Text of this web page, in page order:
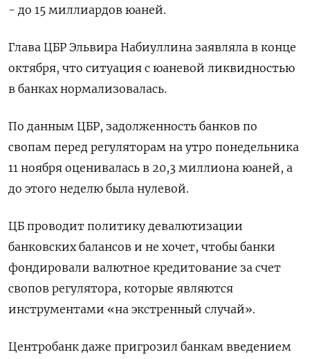
- до 15 миллиардов юаней.
Глава ЦБР Эльвира Набиуллина заявляла в конце
октября, что ситуация с юаневой ликвидностью
в банках нормализовалась.
По данным ЦБР, задолженность банков по
свопам перед регуляторам на утро понедельника
11 ноября оценивалась в 20,3 миллиона юаней, а
до этого неделю была нулевой.
ЦБ проводит политику девалютизации
банковских балансов и не хочет, чтобы банки
фондировали валютное кредитование за счет
свопов регулятора, которые являются
инструментами «на экстренный случай».
Центробанк даже пригрозил банкам введением